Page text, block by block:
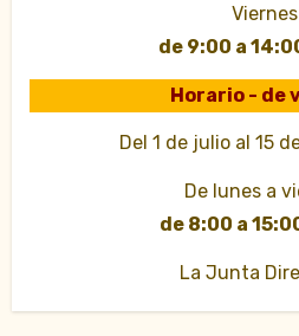
Viernes
de 9:00 a
Horario - de
Del 1 de julio al 15
De lunes a
de 8:00 a
La Junta